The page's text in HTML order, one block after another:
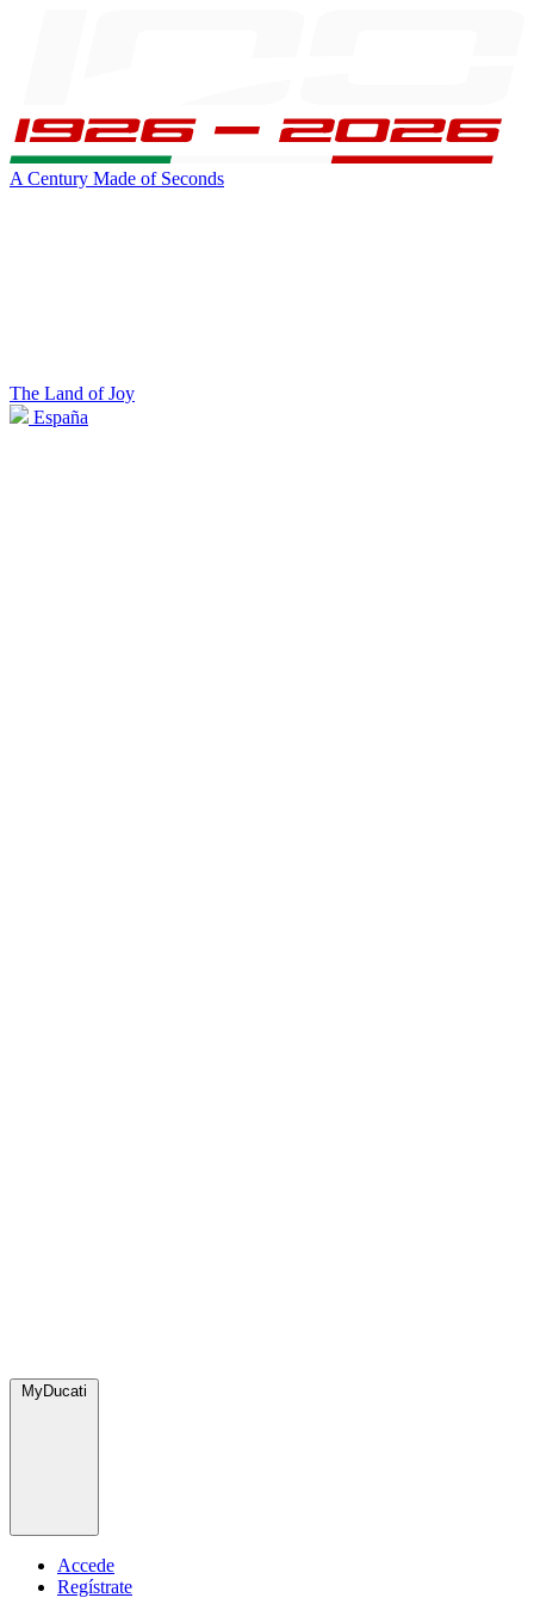
A Century Made of Seconds
The Land of Joy
España
MyDucati
Accede
Regístrate